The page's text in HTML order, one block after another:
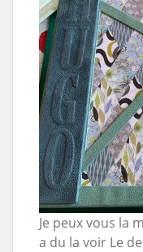
Je peux vous la
a du la voir Le